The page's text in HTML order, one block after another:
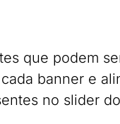
que podem
banner e
no slider